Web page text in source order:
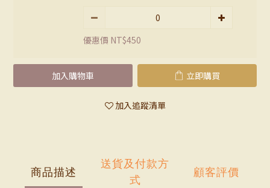
優惠價 NT$450
加入購物車 立即購買
加入追蹤清單
商品描述
送貨及付款方
式
顧客評價